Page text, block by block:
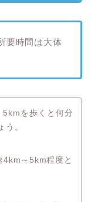
要時間は大体
を歩くと何分
。
4km～5km程度と